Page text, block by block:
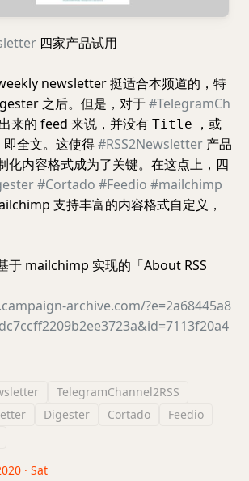
四家产品试用
newsletter 挺适合本频道的，特
之后。但是，对于#TelegramCh
出来的 feed 来说，并没有 Title
，或
即全文。这使得#RSS2Newsletter 产品
化内容格式成为了关键。在这点上，四
#Cortado #Feedio #mailchimp
支持丰富的内容格式自定义，
于 mailchimp 实现的「About RSS
archive.com/?e=2a68445a8
TelegramChannel2RSS
Digester Cortado
Feedio
· Sat